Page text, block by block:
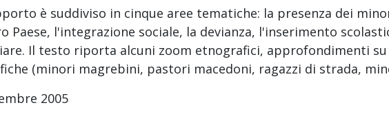
è suddiviso in cinque aree tematiche: la presenza dei
Paese, l'integrazione sociale, la devianza, l'inserimento
Il testo riporta alcuni zoom etnografici, approfondimenti
(minori magrebini, pastori macedoni, ragazzi di strada,
2005